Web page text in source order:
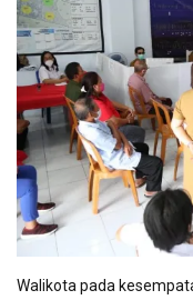
Walikota pada